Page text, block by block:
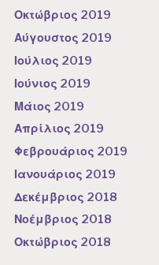
Οκτώβριος 2019
Αύγουστος 2019
Ιούλιος 2019
Ιούνιος 2019
Μάιος 2019
Απρίλιος 2019
Φεβρουάριος 2019
Ιανουάριος 2019
Δεκέμβριος 2018
Νοέμβριος 2018
Οκτώβριος 2018